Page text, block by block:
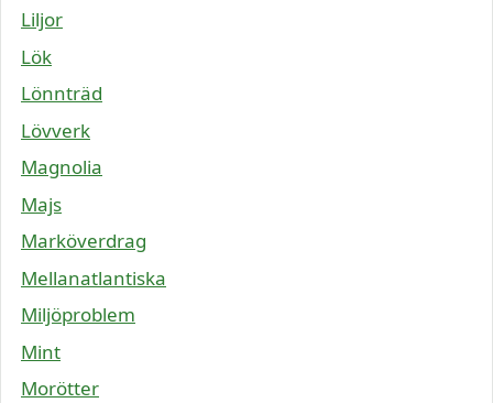
Liljor
Lök
Lönnträd
Lövverk
Magnolia
Majs
Marköverdrag
Mellanatlantiska
Miljöproblem
Mint
Morötter